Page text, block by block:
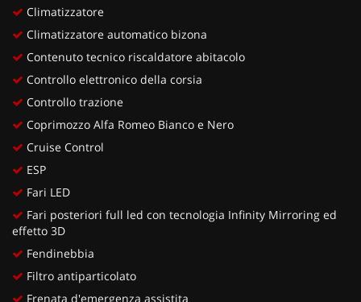
Climatizzatore
Climatizzatore automatico bizona
Contenuto tecnico riscaldatore abitacolo
Controllo elettronico della corsia
Controllo trazione
Coprimozzo Alfa Romeo Bianco e Nero
Cruise Control
ESP
Fari LED
Fari posteriori full led con tecnologia Infinity Mirroring ed
effetto 3D
Fendinebbia
Filtro antiparticolato
Frenata d'emergenza assistita